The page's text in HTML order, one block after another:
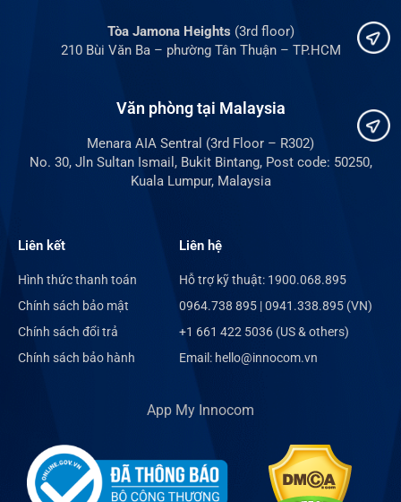
Tòa Jamona Heights (3rd floor)
210 Bùi Văn Ba – phường Tân Thuận – TP.HCM
Văn phòng tại Malaysia
Menara AIA Sentral (3rd Floor – R302)
No. 30, Jln Sultan Ismail, Bukit Bintang, Post code: 50250,
Kuala Lumpur, Malaysia
Liên kết
Hình thức thanh toán
Chính sách bảo mật
Chính sách đổi trả
Chính sách bảo hành
Liên hệ
Hỗ trợ kỹ thuật: 1900.068.895
0964.738 895 | 0941.338.895 (VN)
+1 661 422 5036 (US & others)
Email: hello@innocom.vn
App My Innocom